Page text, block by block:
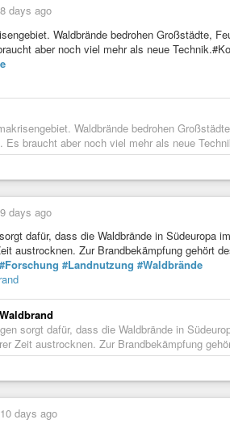
8 days ago
Waldbrände bedrohen Großstädte,
aber noch viel mehr als neue
Waldbrände bedrohen
Es braucht aber noch viel mehr als neue
9 days ago
dafür, dass die Waldbrände in Südeuropa
austrocknen. Zur Brandbekämpfung gehört
#Forschung #Landnutzung #Waldbrände
sorgt dafür, dass die Waldbrände in
Zeit austrocknen. Zur Brandbekämpfung
10 days ago